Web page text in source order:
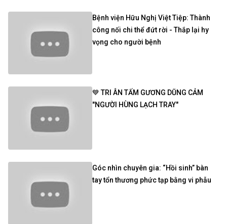
Bệnh viện Hữu Nghị Việt Tiệp: Thành
công nối chi thể đứt rời - Thắp lại hy
vọng cho người bệnh
💙 TRI ÂN TẤM GƯƠNG DŨNG CẢM
"NGƯỜI HÙNG LẠCH TRAY"
Góc nhìn chuyên gia: “Hồi sinh” bàn
tay tổn thương phức tạp bằng vi phẫu